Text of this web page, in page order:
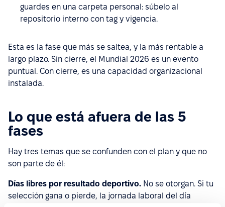
guardes en una carpeta personal: súbelo al
repositorio interno con tag y vigencia.
Esta es la fase que más se saltea, y la más rentable a
largo plazo. Sin cierre, el Mundial 2026 es un evento
puntual. Con cierre, es una capacidad organizacional
instalada.
Lo que está afuera de las 5
fases
Hay tres temas que se confunden con el plan y que no
son parte de él:
Días libres por resultado deportivo. No se otorgan. Si tu
selección gana o pierde, la jornada laboral del día